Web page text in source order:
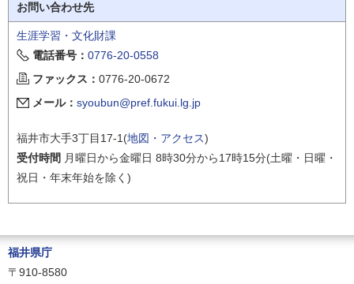
お問い合わせ先
生涯学習・文化財課
電話番号： 0776-20-0558
ファックス： 0776-20-0672
メール： syoubun@pref.fukui.lg.jp
福井市大手3丁目17-1(地図・アクセス)
受付時間 月曜日から金曜日 8時30分から17時15分(土曜・日曜・
祝日・年末年始を除く)
福井県庁
〒910-8580